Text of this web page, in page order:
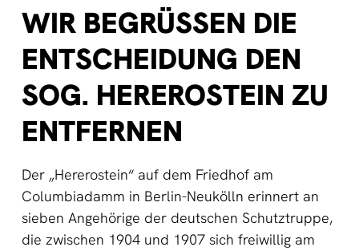
WIR BEGRÜSSEN DIE E
NTSCHEIDUNG DEN S
OG. HEREROSTEIN ZU E
NTFERNEN
Der „Hererostein“ auf dem Friedhof am
Columbiadamm in Berlin-Neukölln erinnert an
sieben Angehörige der deutschen Schutztruppe,
die zwischen 1904 und 1907 sich freiwillig am